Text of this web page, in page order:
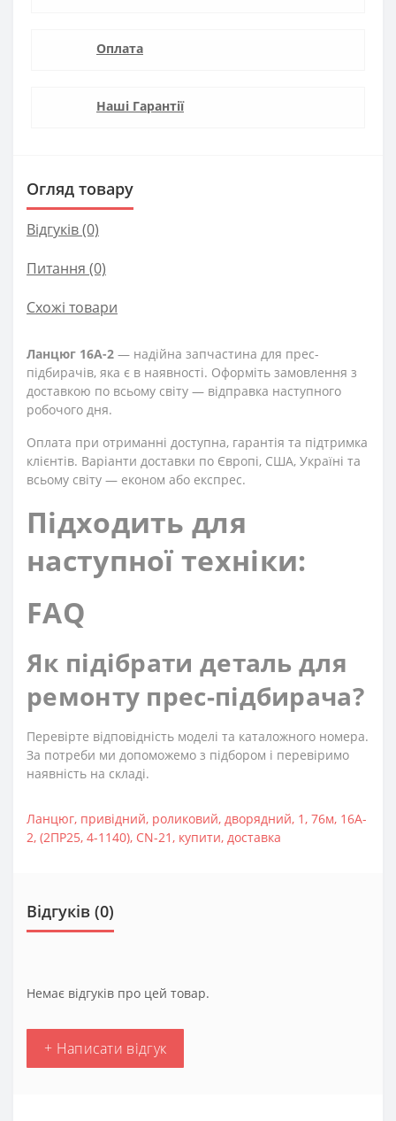
Оплата
Наші Гарантії
Огляд товару
Відгуків (0)
Питання (0)
Схожі товари
Ланцюг 16A-2 — надійна запчастина для прес-
підбирачів, яка є в наявності. Оформіть замовлення з
доставкою по всьому світу — відправка наступного
робочого дня.
Оплата при отриманні доступна, гарантія та підтримка
клієнтів. Варіанти доставки по Європі, США, Україні та
всьому світу — економ або експрес.
Підходить для
наступної техніки:
FAQ
Як підібрати деталь для
ремонту прес-підбирача?
Перевірте відповідність моделі та каталожного номера.
За потреби ми допоможемо з підбором і перевіримо
наявність на складі.
Ланцюг, привідний, роликовий, дворядний, 1, 76м, 16A-
2, (2ПР25, 4-1140), CN-21, купити, доставка
Відгуків (0)
Немає відгуків про цей товар.
+ Написати відгук